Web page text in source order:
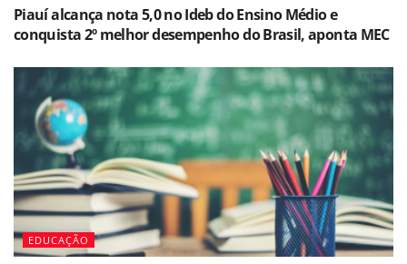
Piauí alcança nota 5,0 no Ideb do Ensino Médio e
conquista 2º melhor desempenho do Brasil, aponta MEC
EDUCAÇÃO